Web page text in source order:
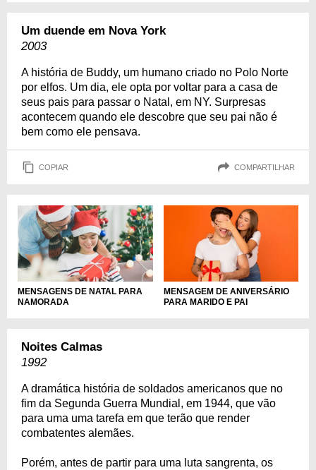
Um duende em Nova York
2003
A história de Buddy, um humano criado no Polo Norte
por elfos. Um dia, ele opta por voltar para a casa de
seus pais para passar o Natal, em NY. Surpresas
acontecem quando ele descobre que seu pai não é
bem como ele pensava.
COPIAR COMPARTILHAR
MENSAGENS DE NATAL PARA
NAMORADA
MENSAGEM DE ANIVERSÁRIO
PARA MARIDO E PAI
Noites Calmas
1992
A dramática história de soldados americanos que no
fim da Segunda Guerra Mundial, em 1944, que vão
para uma uma tarefa em que terão que render
combatentes alemães.
Porém, antes de partir para uma luta sangrenta, os